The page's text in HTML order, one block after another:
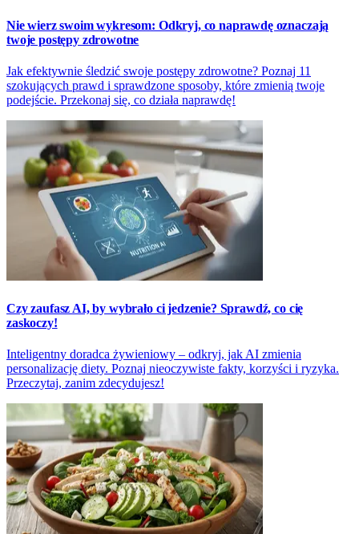
Nie wierz swoim wykresom: Odkryj, co naprawdę oznaczają
twoje postępy zdrowotne
Jak efektywnie śledzić swoje postępy zdrowotne? Poznaj 11
szokujących prawd i sprawdzone sposoby, które zmienią twoje
podejście. Przekonaj się, co działa naprawdę!
Czy zaufasz AI, by wybrało ci jedzenie? Sprawdź, co cię
zaskoczy!
Inteligentny doradca żywieniowy – odkryj, jak AI zmienia
personalizację diety. Poznaj nieoczywiste fakty, korzyści i ryzyka.
Przeczytaj, zanim zdecydujesz!